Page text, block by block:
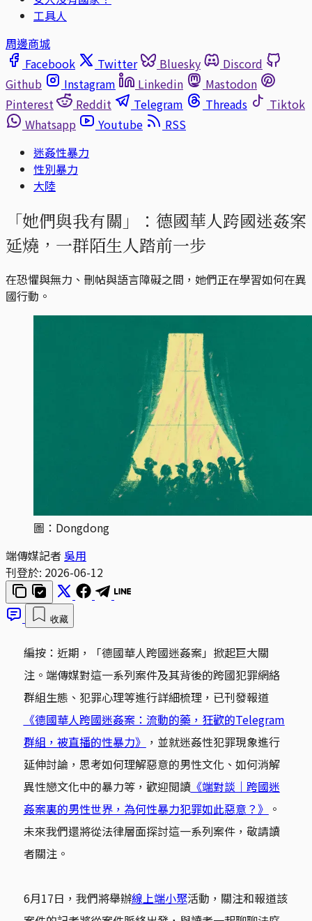
工具人
周邊商城
Facebook
Twitter Bluesky
Discord
Github
Instagram Linkedin
Mastodon
Pinterest
Reddit Telegram Threads
Tiktok
Whatsapp
Youtube
RSS
迷姦性暴力
性別暴力
大陸
「她們與我有關」：德國華人跨國迷姦案
延燒，一群陌生人踏前一步
在恐懼與無力、刪帖與語言障礙之間，她們正在學習如何在異
國行動。
圖：Dongdong
端傳媒記者 吳用
刊登於: 2026-06-12
收藏
編按：近期，「德國華人跨國迷姦案」掀起巨大關
注。端傳媒對這一系列案件及其背後的跨國犯罪網絡
群組生態、犯罪心理等進行詳細梳理，已刊發報道
《德國華人跨國迷姦案：流動的藥，狂歡的Telegram
群組，被直播的性暴力》 ，並就迷姦性犯罪現象進行
延伸討論，思考如何理解惡意的男性文化、如何消解
異性戀文化中的暴力等，歡迎閲讀 《端對談｜跨國迷
姦案裏的男性世界，為何性暴力犯罪如此惡意？》 。
未來我們還將從法律層面探討這一系列案件，敬請讀
者關注。
6月17日，我們將舉辦線上端小聚活動，關注和報道該